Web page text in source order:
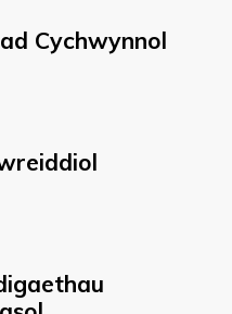
Cychwynnol